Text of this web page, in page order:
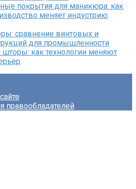
покрытия для маникюра: как
меняет индустрию
сравнение винтовых и
для промышленности
как технологии меняют
правообладателей